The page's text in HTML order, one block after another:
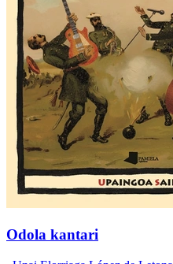
Odola kantari